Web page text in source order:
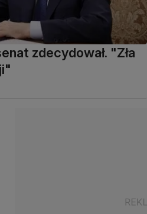
zdecydował. "Zła